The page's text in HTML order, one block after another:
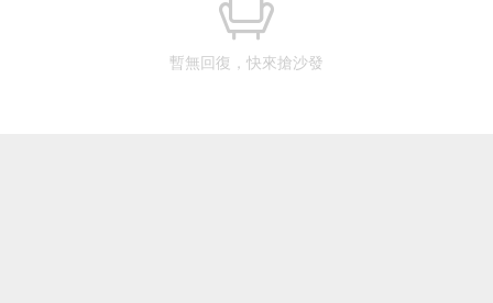
暫無回復，快來搶沙發